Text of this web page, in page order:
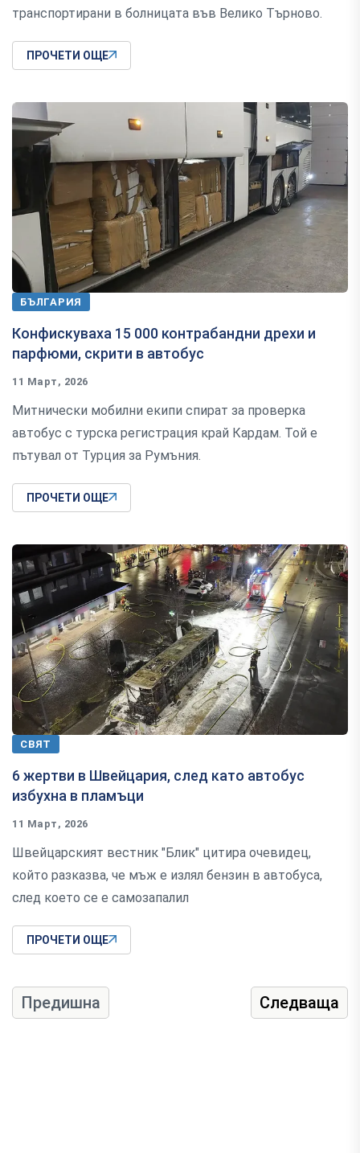
транспортирани в болницата във Велико Търново.
ПРОЧЕТИ ОЩЕ
БЪЛГАРИЯ
Конфискуваха 15 000 контрабандни дрехи и
парфюми, скрити в автобус
11 Март, 2026
Митнически мобилни екипи спират за проверка
автобус с турска регистрация край Кардам. Той е
пътувал от Турция за Румъния.
ПРОЧЕТИ ОЩЕ
СВЯТ
6 жертви в Швейцария, след като автобус
избухна в пламъци
11 Март, 2026
Швейцарският вестник "Блик" цитира очевидец,
който разказва, че мъж е излял бензин в автобуса,
след което се е самозапалил
ПРОЧЕТИ ОЩЕ
Предишна Следваща